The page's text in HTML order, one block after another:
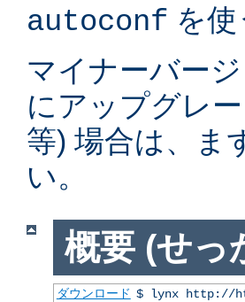
autoconf を
マイナーバー
にアップグレ
等) 場合は、ま
い。
概要 (せっ
ダウンロード $ lynx http://